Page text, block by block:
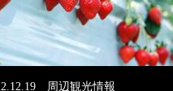
周辺観光情報